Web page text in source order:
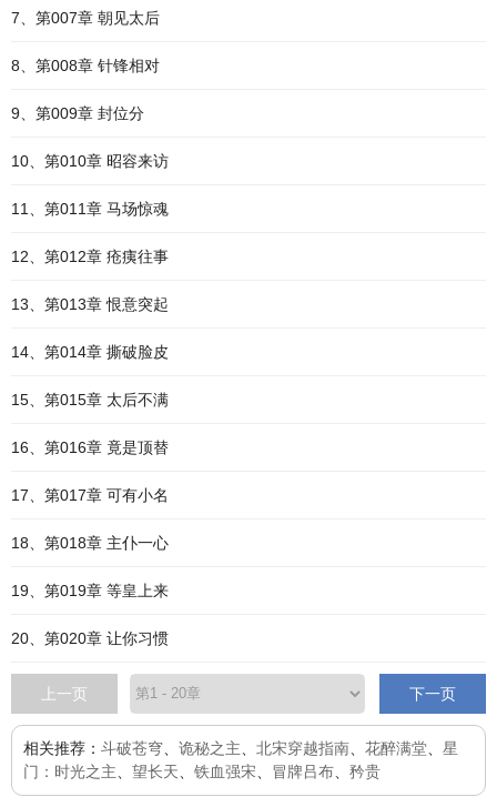
7、第007章 朝见太后
8、第008章 针锋相对
9、第009章 封位分
10、第010章 昭容来访
11、第011章 马场惊魂
12、第012章 疮痍往事
13、第013章 恨意突起
14、第014章 撕破脸皮
15、第015章 太后不满
16、第016章 竟是顶替
17、第017章 可有小名
18、第018章 主仆一心
19、第019章 等皇上来
20、第020章 让你习惯
上一页 下一页
相关推荐： 斗破苍穹 诡秘之主 北宋穿越指南 花醉满堂
星
门：时光之主
望长天 铁血强宋 冒牌吕布 矜贵